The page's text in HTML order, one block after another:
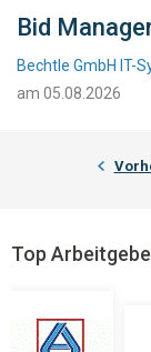
Bid
Bechtle GmbH IT-
am 05.08.2026
Top